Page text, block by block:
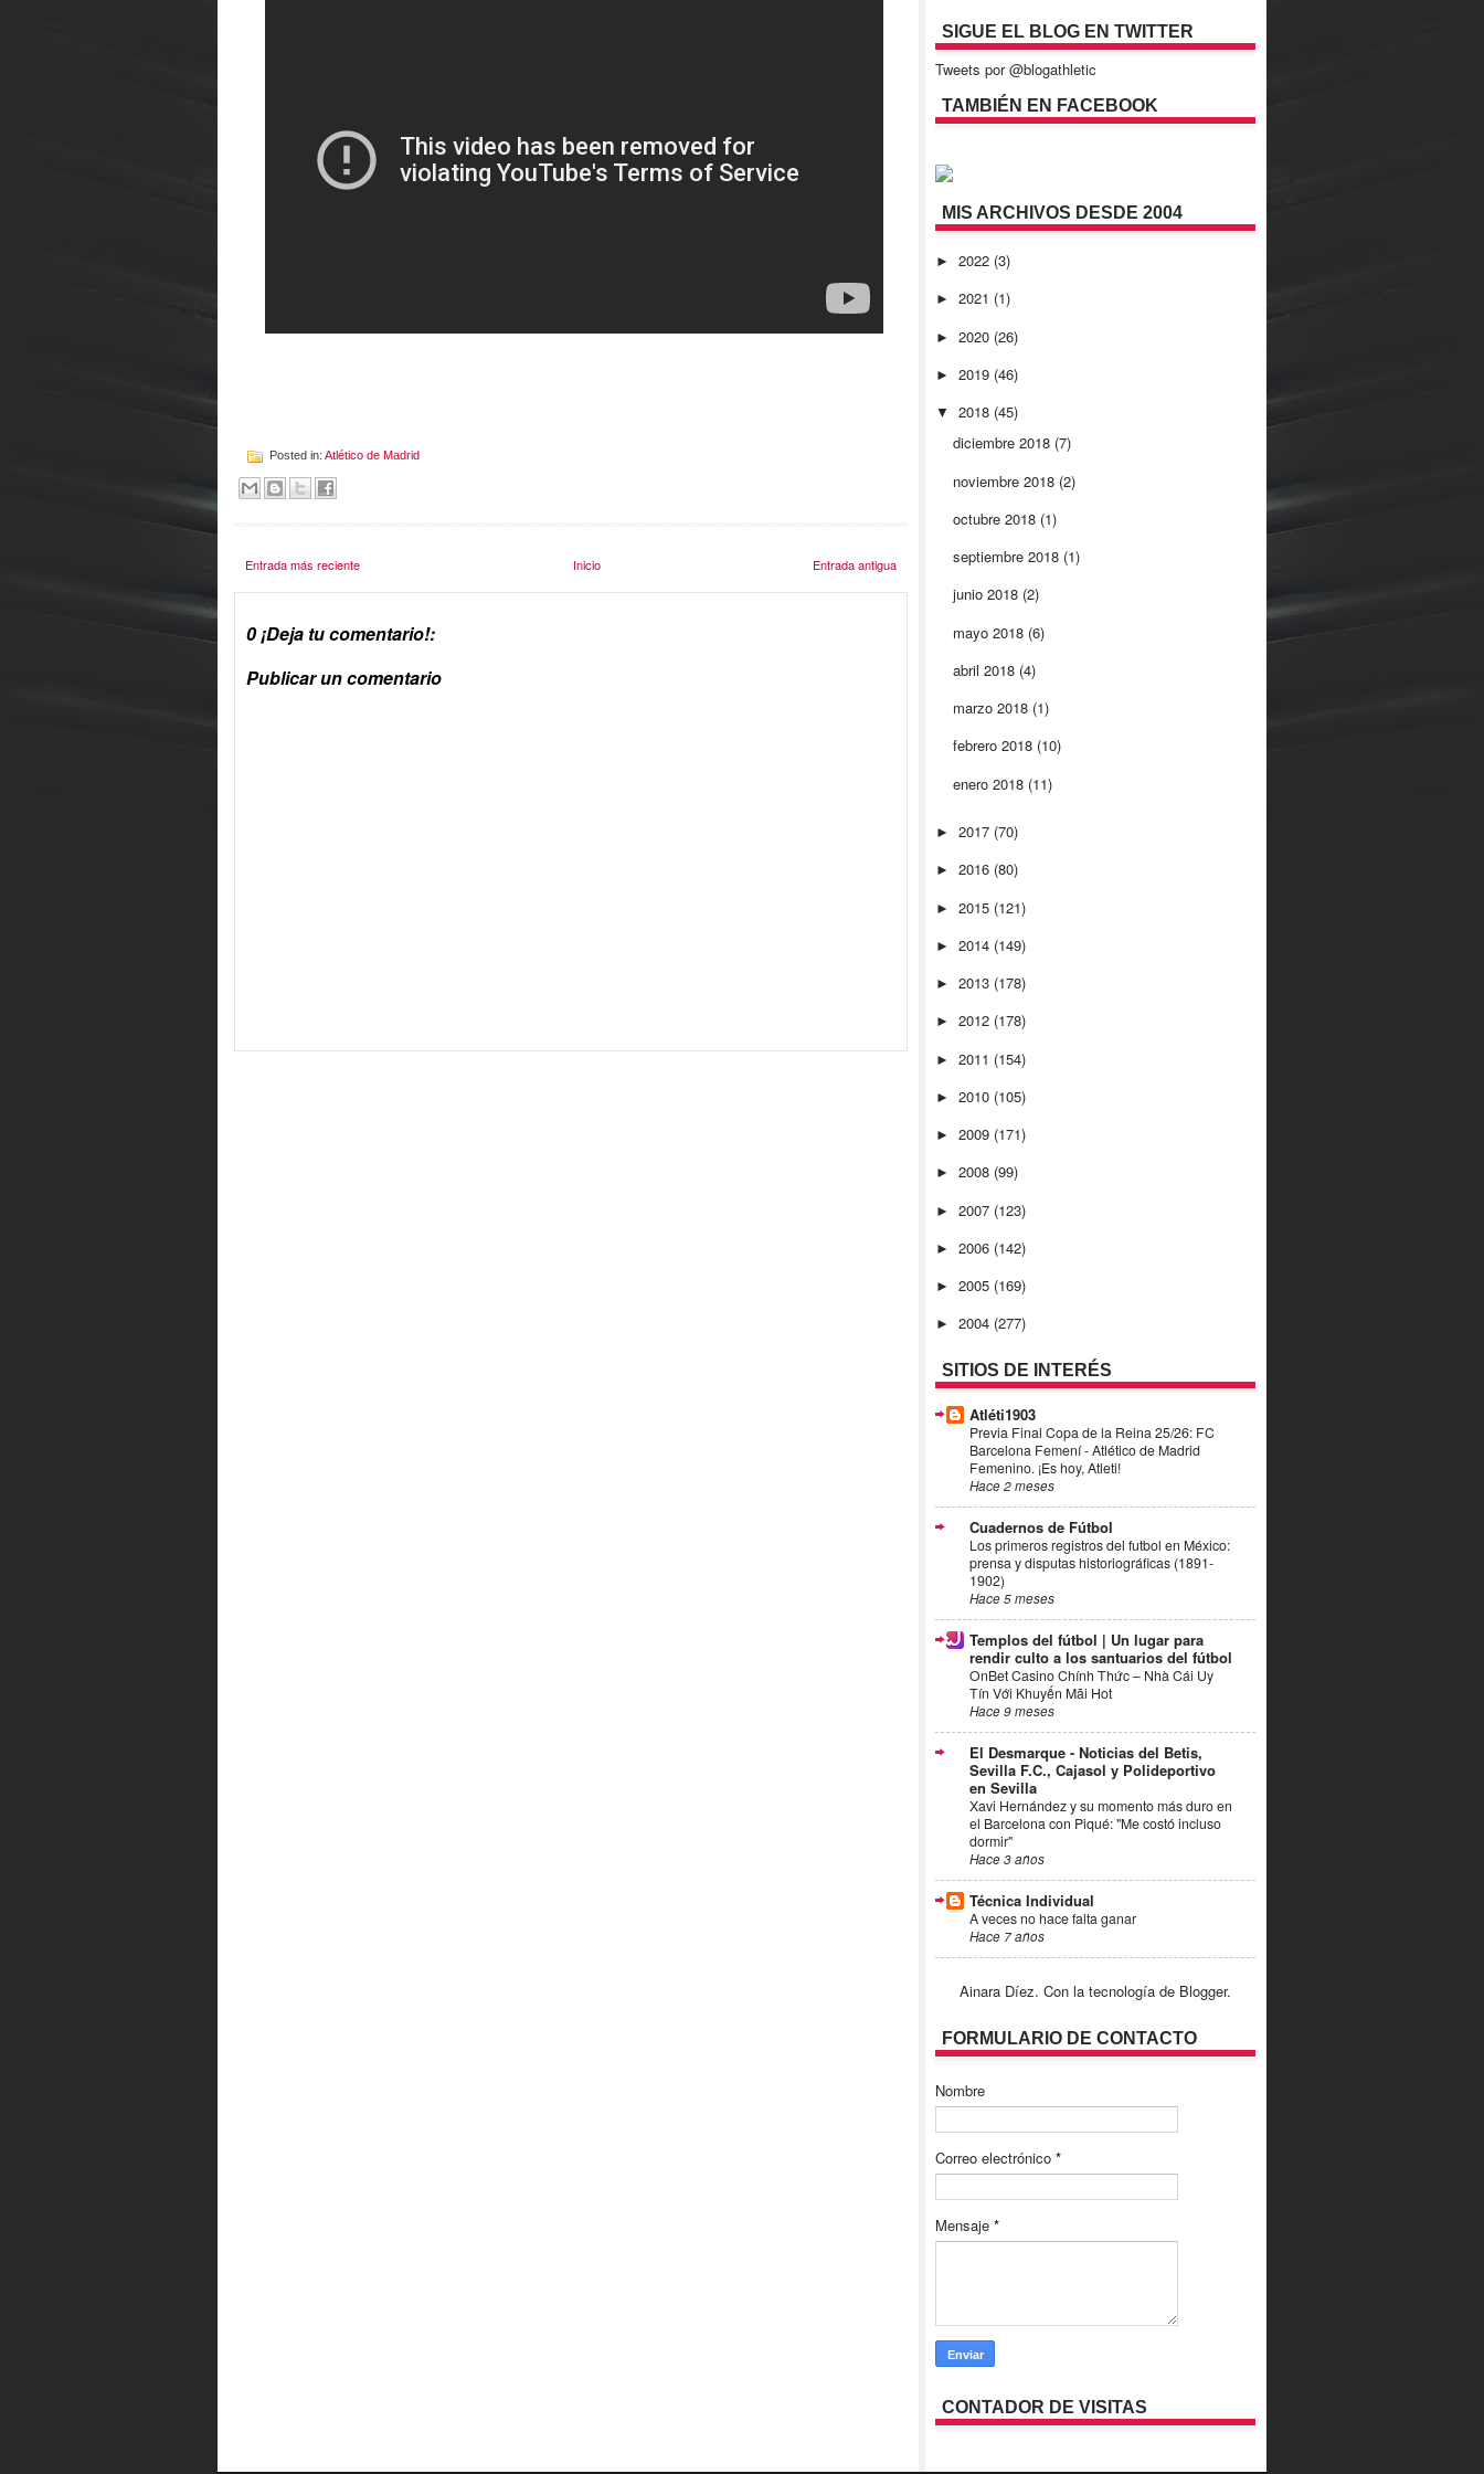
Posted in: Atlético de Madrid
Entrada más reciente Entrada antigua
Inicio
0 ¡Deja tu comentario!:
Publicar un comentario
SIGUE EL BLOG EN TWITTER
Tweets por @blogathletic
TAMBIÉN EN FACEBOOK
MIS ARCHIVOS DESDE 2004
► 2022 (3)
► 2021 (1)
► 2020 (26)
► 2019 (46)
▼ 2018 (45)
diciembre 2018 (7)
noviembre 2018 (2)
octubre 2018 (1)
septiembre 2018 (1)
junio 2018 (2)
mayo 2018 (6)
abril 2018 (4)
marzo 2018 (1)
febrero 2018 (10)
enero 2018 (11)
► 2017 (70)
► 2016 (80)
► 2015 (121)
► 2014 (149)
► 2013 (178)
► 2012 (178)
► 2011 (154)
► 2010 (105)
► 2009 (171)
► 2008 (99)
► 2007 (123)
► 2006 (142)
► 2005 (169)
► 2004 (277)
SITIOS DE INTERÉS
Atléti1903
Previa Final Copa de la Reina 25/26: FC
Barcelona Femení - Atlético de Madrid
Femenino. ¡Es hoy, Atleti!
Hace 2 meses
Cuadernos de Fútbol
Los primeros registros del futbol en México:
prensa y disputas historiográficas (1891-
1902)
Hace 5 meses
Templos del fútbol | Un lugar para
rendir culto a los santuarios del fútbol
OnBet Casino Chính Thức – Nhà Cái Uy
Tín Với Khuyến Mãi Hot
Hace 9 meses
El Desmarque - Noticias del Betis,
Sevilla F.C., Cajasol y Polideportivo
en Sevilla
Xavi Hernández y su momento más duro en
el Barcelona con Piqué: "Me costó incluso
dormir"
Hace 3 años
Técnica Individual
A veces no hace falta ganar
Hace 7 años
Ainara Díez. Con la tecnología de Blogger.
FORMULARIO DE CONTACTO
Nombre
Correo electrónico *
Mensaje *
CONTADOR DE VISITAS